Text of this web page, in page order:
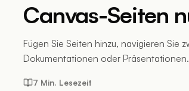
Canvas-Seiten
Fügen Sie Seiten hinzu, navigieren Sie
Dokumentationen oder Präsentationen.
7 Min. Lesezeit